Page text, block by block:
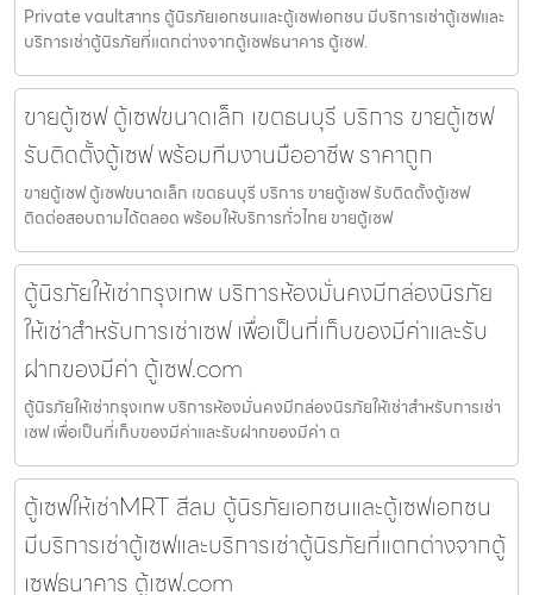
Private vaultสาทร ตู้นิรภัยเอกชนและตู้เซฟเอกชน มีบริการเช่าตู้เซฟและ
บริการเช่าตู้นิรภัยที่แตกต่างจากตู้เซฟธนาคาร ตู้เซฟ.
ขายตู้เซฟ ตู้เซฟขนาดเล็ก เขตธนบุรี บริการ ขายตู้เซฟ
รับติดตั้งตู้เซฟ พร้อมทีมงานมืออาชีพ ราคาถูก
ขายตู้เซฟ ตู้เซฟขนาดเล็ก เขตธนบุรี บริการ ขายตู้เซฟ รับติดตั้งตู้เซฟ
ติดต่อสอบถามได้ตลอด พร้อมให้บริการทั่วไทย ขายตู้เซฟ
ตู้นิรภัยให้เช่ากรุงเทพ บริการห้องมั่นคงมีกล่องนิรภัย
ให้เช่าสำหรับการเช่าเซฟ เพื่อเป็นที่เก็บของมีค่าและรับ
ฝากของมีค่า ตู้เซฟ.com
ตู้นิรภัยให้เช่ากรุงเทพ บริการห้องมั่นคงมีกล่องนิรภัยให้เช่าสำหรับการเช่า
เซฟ เพื่อเป็นที่เก็บของมีค่าและรับฝากของมีค่า ต
ตู้เซฟให้เช่าMRT สีลม ตู้นิรภัยเอกชนและตู้เซฟเอกชน
มีบริการเช่าตู้เซฟและบริการเช่าตู้นิรภัยที่แตกต่างจากตู้
เซฟธนาคาร ตู้เซฟ.com